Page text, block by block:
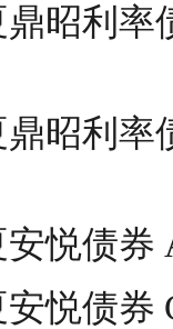
鼎昭利率
鼎昭利率
悦债券
悦债券